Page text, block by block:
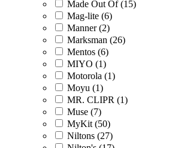
Made Out Of (15)
Mag-lite (6)
Manner (2)
Marksman (26)
Mentos (6)
MIYO (1)
Motorola (1)
Moyu (1)
MR. CLIPR (1)
Muse (7)
MyKit (50)
Niltons (27)